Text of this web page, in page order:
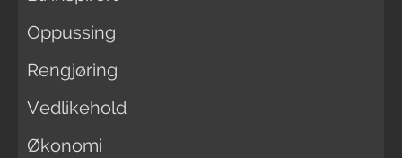
Oppussing
Rengjøring
Vedlikehold
Økonomi